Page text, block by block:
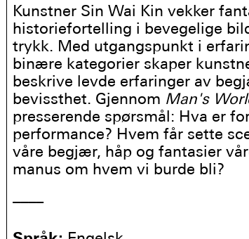
Kunstner Sin Wai Kin vekker
historiefortelling i bevegelige
trykk. Med utgangspunkt i
binære kategorier skaper
beskrive levde erfaringer av
bevissthet. Gjennom Man's
presserende spørsmål: Hva er
performance? Hvem får sette
våre begjær, håp og fantasier
manus om hvem vi burde bli?
––––